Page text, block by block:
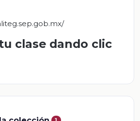
clase dando clic